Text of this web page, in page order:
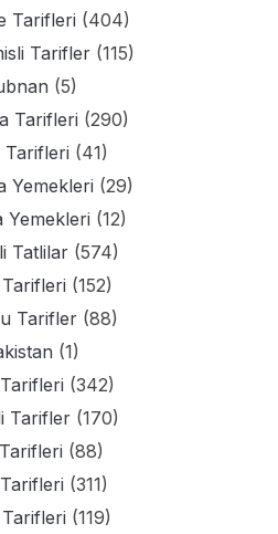
Tarifleri (404)
Tarifler(115)
(5)
Tarifleri (290)
Tarifleri (41)
Yemekleri (29)
Yemekleri (12)
Tatlilar (574)
(152)
Tarifler (88)
(1)
(342)
Tarifler (170)
(88)
(311)
(119)